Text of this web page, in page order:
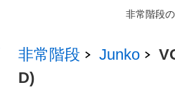
非常階段
非常階段 Junko
D)